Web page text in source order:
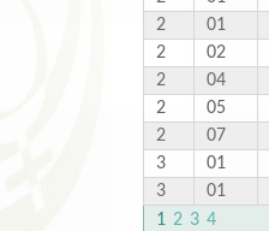
2
01
2
02
2
04
2
05
2
07
3
01
3
01
1 2 3 4